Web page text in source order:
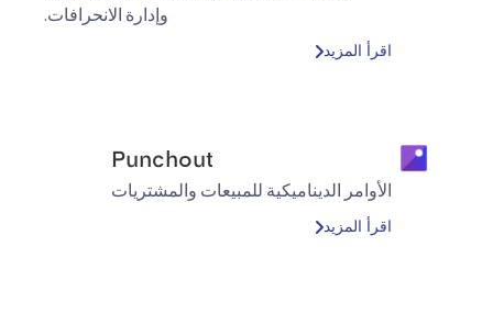
وإدارة الانحرافات.
اقرأ المزيد
Punchout
الأوامر الديناميكية للمبيعات والمشتريات
اقرأ المزيد